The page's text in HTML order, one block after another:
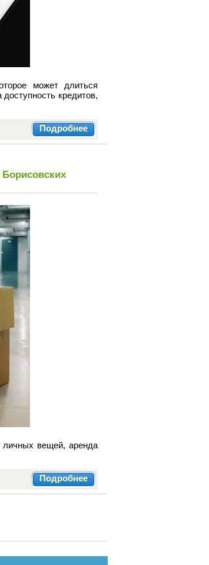
может длиться
кредитов,
Подробнее
личных вещей, аренда
Подробнее